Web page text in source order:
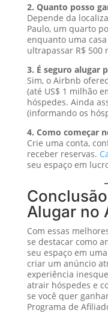
2. Quanto posso
Depende da
Paulo, um quarto
enquanto uma
ultrapassar R$ 500
3. É seguro alugar
Sim, o Airbnb
(até US$ 1 milhão
hóspedes. Ainda
(informando os
4. Como começar
Crie uma conta,
receber reservas.
seu espaço em
Alugar no
Com essas
se destacar como
seu espaço em
criar um anúncio
experiência
atrair hóspedes e
se você quer
Programa de